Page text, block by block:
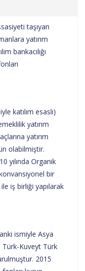
taşıyan
yatırım
bankacılığı
katılım esaslı)
yatırım
yatırım
olabilmiştir.
yılında Organik
bir
iş birliği yapılarak
ismiyle Asya
Türk-Kuveyt Türk
2015